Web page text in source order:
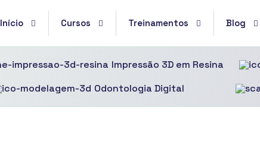
Início Cursos Treinamentos Blog
Impressão 3D em Resina
Odontologia Digital